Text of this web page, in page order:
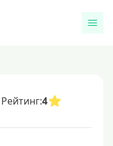
Рейтинг:4